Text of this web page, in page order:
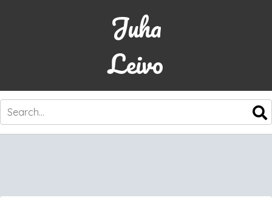
Juha
Leivo
SKIP
CONTENT